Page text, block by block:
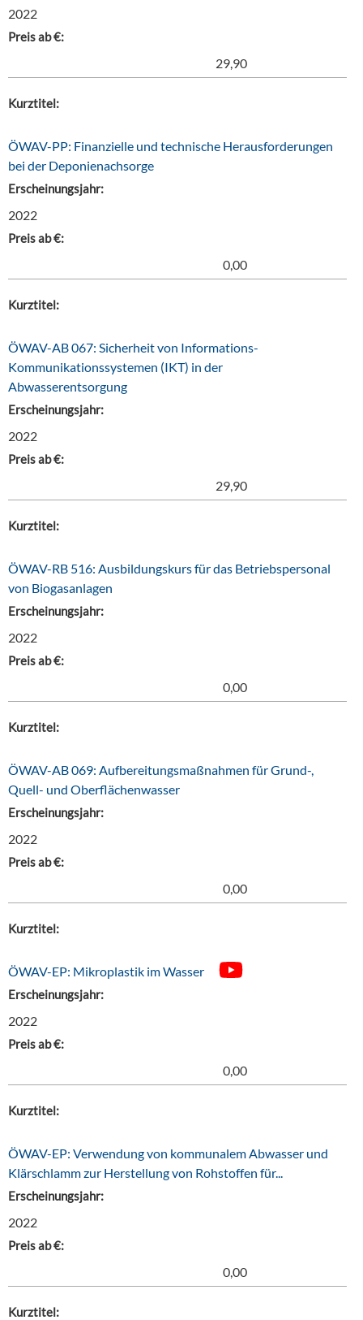
2022
Preis ab €:
29,90
Kurztitel:
ÖWAV-PP: Finanzielle und technische Herausforderungen
bei der Deponienachsorge
Erscheinungsjahr:
2022
Preis ab €:
0,00
Kurztitel:
ÖWAV-AB 067: Sicherheit von Informations-
Kommunikationssystemen (IKT) in der
Abwasserentsorgung
Erscheinungsjahr:
2022
Preis ab €:
29,90
Kurztitel:
ÖWAV-RB 516: Ausbildungskurs für das Betriebspersonal
von Biogasanlagen
Erscheinungsjahr:
2022
Preis ab €:
0,00
Kurztitel:
ÖWAV-AB 069: Aufbereitungsmaßnahmen für Grund-,
Quell- und Oberflächenwasser
Erscheinungsjahr:
2022
Preis ab €:
0,00
Kurztitel:
ÖWAV-EP: Mikroplastik im Wasser
Erscheinungsjahr:
2022
Preis ab €:
0,00
Kurztitel:
ÖWAV-EP: Verwendung von kommunalem Abwasser und
Klärschlamm zur Herstellung von Rohstoffen für...
Erscheinungsjahr:
2022
Preis ab €:
0,00
Kurztitel: